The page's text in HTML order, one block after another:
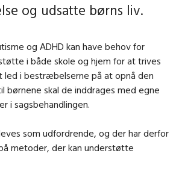
og udsatte børns liv.
og ADHD kan have behov for
i både skole og hjem for at trives
led i bestræbelserne på at opnå den
skal de inddrages med egne
i sagsbehandlingen.
som udfordrende, og der har derfor
metoder, der kan understøtte